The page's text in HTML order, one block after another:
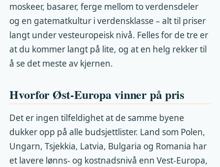
moskeer, basarer, ferge mellom to verdensdeler
og en gatematkultur i verdensklasse – alt til priser
langt under vesteuropeisk nivå. Felles for de tre er
at du kommer langt på lite, og at en helg rekker til
å se det meste av kjernen.
Hvorfor Øst-Europa vinner på pris
Det er ingen tilfeldighet at de samme byene
dukker opp på alle budsjettlister. Land som Polen,
Ungarn, Tsjekkia, Latvia, Bulgaria og Romania har
et lavere lønns- og kostnadsnivå enn Vest-Europa,